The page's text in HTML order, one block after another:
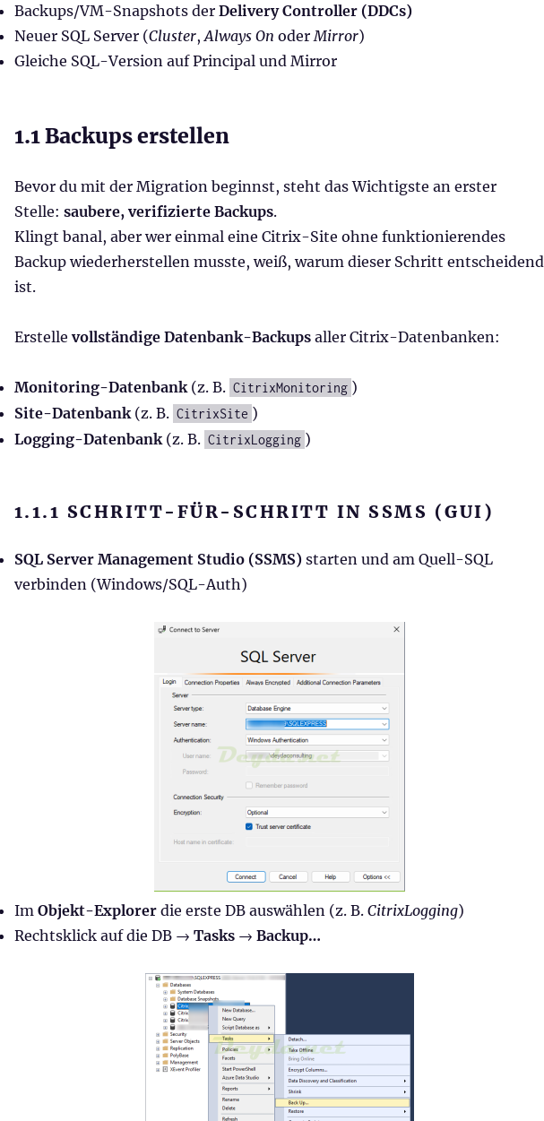
Backups/VM-Snapshots der Delivery Controller (DDCs)
Neuer SQL Server (Cluster, Always On oder Mirror)
Gleiche SQL-Version auf Principal und Mirror
1.1 Backups erstellen
Bevor du mit der Migration beginnst, steht das Wichtigste an erster
Stelle: saubere, verifizierte Backups.
Klingt banal, aber wer einmal eine Citrix-Site ohne funktionierendes
Backup wiederherstellen musste, weiß, warum dieser Schritt entscheidend
ist.
Erstelle vollständige Datenbank-Backupsaller Citrix-Datenbanken:
Monitoring-Datenbank(z. B. CitrixMonitoring )
Site-Datenbank(z. B. CitrixSite )
Logging-Datenbank(z. B. CitrixLogging )
1.1.1 SCHRITT-FÜR-SCHRITT IN SSMS (GUI)
SQL Server Management Studio (SSMS)starten und am Quell-SQL
verbinden (Windows/SQL-Auth)
Im Objekt-Explorerdie erste DB auswählen (z. B. CitrixLogging)
Rechtsklick auf die DB → Tasks→ Backup…